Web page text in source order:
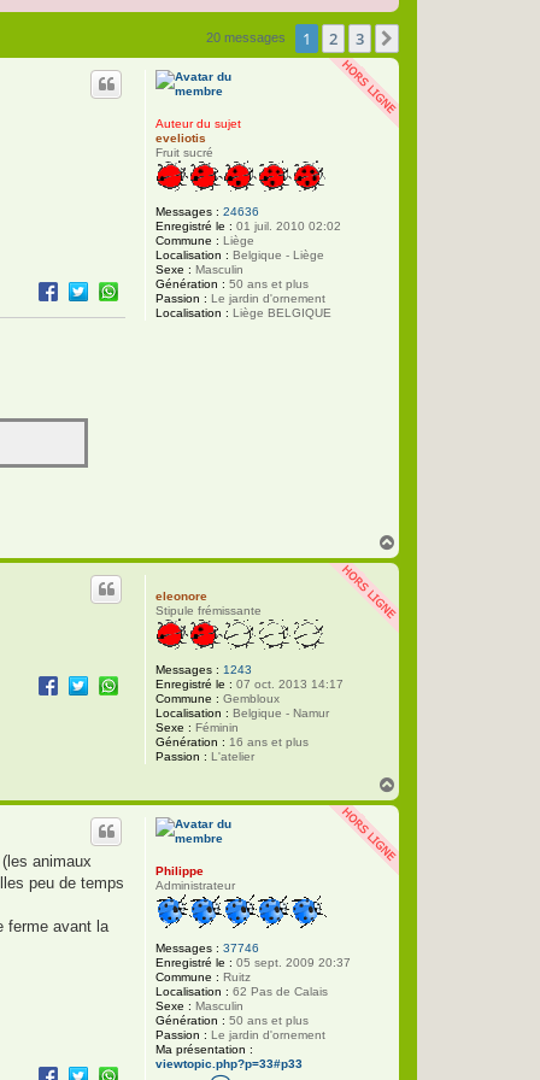
20 messages 1 2 3
Auteur du sujet
eveliotis
Fruit sucré
Messages : 24636
Enregistré le : 01 juil. 2010 02:02
Commune : Liège
Localisation : Belgique - Liège
Sexe : Masculin
Génération : 50 ans et plus
Passion : Le jardin d'ornement
Localisation : Liège BELGIQUE
a
u
eleonore
Stipule frémissante
Messages : 1243
Enregistré le : 07 oct. 2013 14:17
Commune : Gembloux
Localisation : Belgique - Namur
Sexe : Féminin
Génération : 16 ans et plus
Passion : L'atelier
a
u
Philippe
Administrateur
Messages : 37746
Enregistré le : 05 sept. 2009 20:37
Commune : Ruitz
Localisation : 62 Pas de Calais
Sexe : Masculin
Génération : 50 ans et plus
Passion : Le jardin d'ornement
Ma présentation :
viewtopic.php?p=33#p33
animaux
peu de temps
ferme avant la